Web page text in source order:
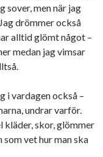
sover, men när jag
drömmer också
alltid glömt något –
medan jag vimsar
i vardagen också –
undrar varför.
skor, glömmer
vet hur man ska